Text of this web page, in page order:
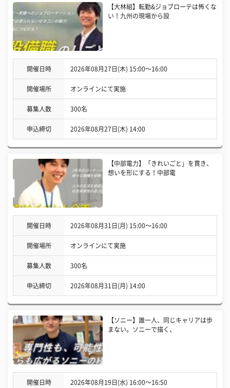
【大林組】転勤&ジョブローテは怖くな
い！九州の現場から設
開催日時 2026年08月27日(木) 15:00〜16:00
開催場所 オンラインにて実施
募集人数 300名
申込締切 2026年08月27日(木) 14:00
【中部電力】「きれいごと」を貫き、
想いを形にする！中部電
開催日時 2026年08月31日(月) 15:00〜16:00
開催場所 オンラインにて実施
募集人数 300名
申込締切 2026年08月31日(月) 14:00
【ソニー】誰一人、同じキャリアは歩
まない。ソニーで描く、
開催日時 2026年08月19日(水) 16:00〜16:50